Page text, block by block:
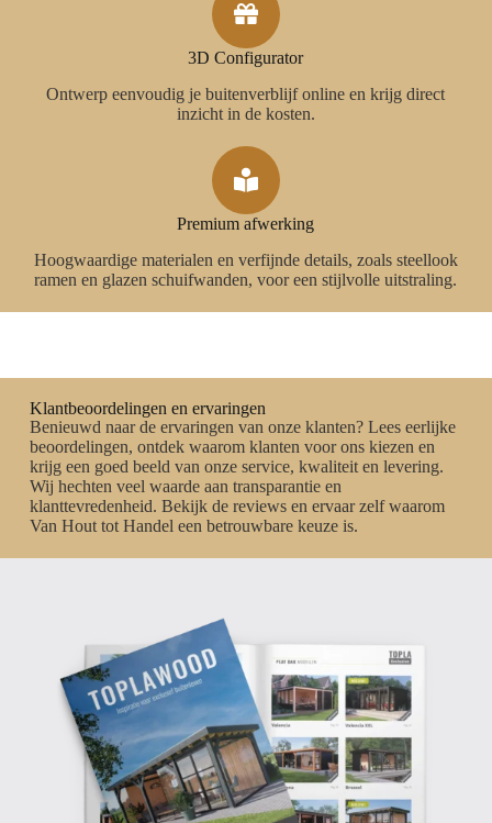
3D Configurator
Ontwerp eenvoudig je buitenverblijf online en krijg direct
inzicht in de kosten.
Premium afwerking
Hoogwaardige materialen en verfijnde details, zoals steellook
ramen en glazen schuifwanden, voor een stijlvolle uitstraling.
Klantbeoordelingen en ervaringen
Benieuwd naar de ervaringen van onze klanten? Lees eerlijke
beoordelingen, ontdek waarom klanten voor ons kiezen en
krijg een goed beeld van onze service, kwaliteit en levering.
Wij hechten veel waarde aan transparantie en
klanttevredenheid. Bekijk de reviews en ervaar zelf waarom
Van Hout tot Handel een betrouwbare keuze is.